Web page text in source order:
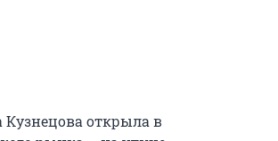
открыла в